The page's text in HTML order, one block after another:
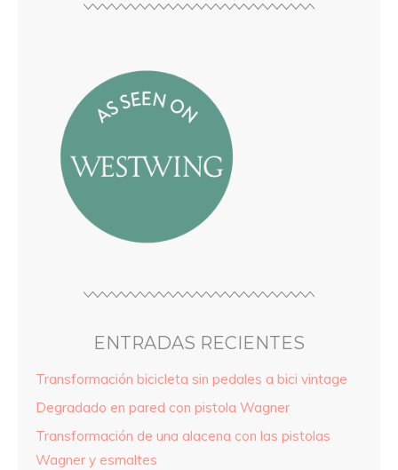
ENTRADAS RECIENTES
Transformación bicicleta sin pedales a bici vintage
Degradado en pared con pistola Wagner
Transformación de una alacena con las pistolas
Wagner y esmaltes